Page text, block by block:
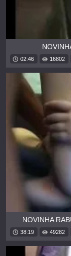
02:46 16802
NOVINHA
38:19 49282